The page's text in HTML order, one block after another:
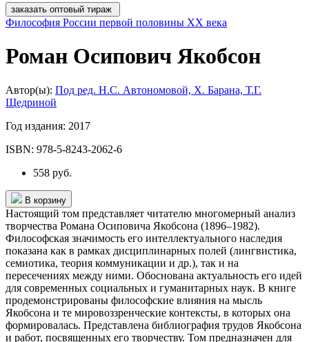
заказать оптовый тираж
Философия России первой половины ХХ века
Роман Осипович Якобсон
Автор(ы): Под ред. Н.С. Автономовой, Х. Барана, Т.Г.
Щедриной
Год издания: 2017
ISBN: 978-5-8243-2062-6
558 руб.
В корзину
Настоящий том представляет читателю многомерный анализ
творчества Романа Осиповича Якобсона (1896–1982).
Философская значимость его интеллектуального наследия
показана как в рамках дисциплинарных полей (лингвистика,
семиотика, теория коммуникации и др.), так и на
пересечениях между ними. Обоснована актуальность его идей
для современных социальных и гуманитарных наук. В книге
продемонстрированы философские влияния на мысль
Якобсона и те мировоззренческие контексты, в которых она
формировалась. Представлена библиография трудов Якобсона
и работ, посвященных его творчеству. Том предназначен для